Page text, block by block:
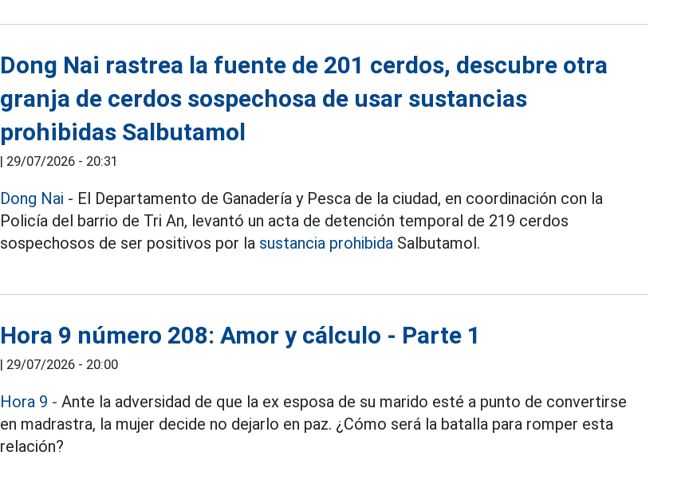
Dong Nai rastrea la fuente de 201 cerdos, descubre otra
granja de cerdos sospechosa de usar sustancias
prohibidas Salbutamol
| 29/07/2026 - 20:31
Dong Nai - El Departamento de Ganadería y Pesca de la ciudad, en coordinación con la
Policía del barrio de Tri An, levantó un acta de detención temporal de 219 cerdos
sospechosos de ser positivos por la sustancia prohibida Salbutamol.
Hora 9 número 208: Amor y cálculo - Parte 1
| 29/07/2026 - 20:00
Hora 9 - Ante la adversidad de que la ex esposa de su marido esté a punto de convertirse
en madrastra, la mujer decide no dejarlo en paz. ¿Cómo será la batalla para romper esta
relación?